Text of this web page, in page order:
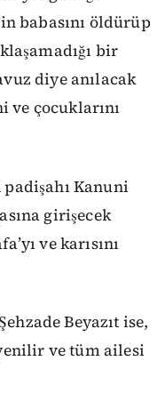
babasını öldürüp
bir
diye anılacak
ve çocuklarını
Kanuni
girişecek
ve karısını
Beyazıt ise,
ve tüm ailesi